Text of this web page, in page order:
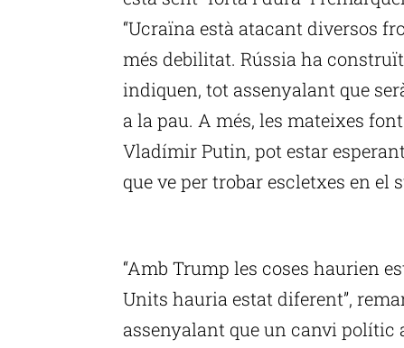
“Ucraïna està atacant diversos
més debilitat. Rússia ha
indiquen, tot assenyalant que
a la pau. A més, les mateixes
Vladímir Putin, pot estar
que ve per trobar escletxes en el
“Amb Trump les coses haurien
Units hauria estat diferent”,
assenyalant que un canvi